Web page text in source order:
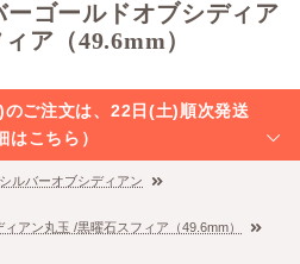
ゴールドオブシディア
ア（49.6mm）
ご注文は、22日(土)順次発送
こちら）
シルバーオブシディアン
アン丸玉 /黒曜石スフィア（49.6mm）